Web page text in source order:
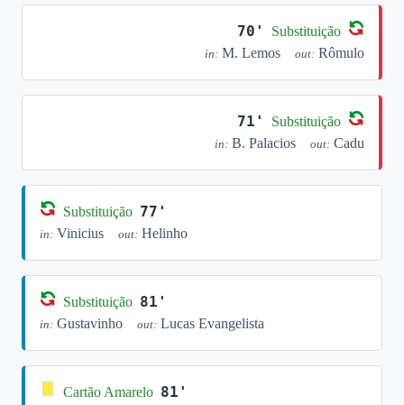
70' Substituição
in: M. Lemos out: Rômulo
71' Substituição
in: B. Palacios out: Cadu
Substituição 77'
in: Vinicius out: Helinho
Substituição 81'
in: Gustavinho out: Lucas Evangelista
Cartão Amarelo 81'